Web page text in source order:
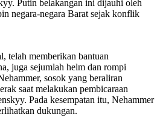
Putin belakangan ini dijauhi oleh
negara-negara Barat sejak konflik
telah memberikan bantuan
juga sejumlah helm dan rompi
sosok yang beraliran
saat melakukan pembicaraan
Pada kesempatan itu, Nehammer
dukungan.